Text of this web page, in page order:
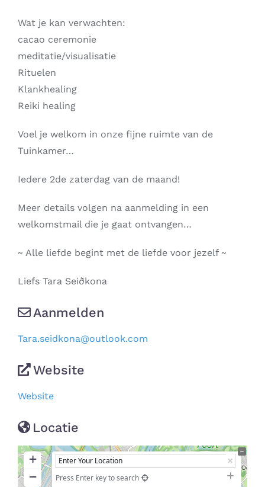
Wat je kan verwachten:
cacao ceremonie
meditatie/visualisatie
Rituelen
Klankhealing
Reiki healing
Voel je welkom in onze fijne ruimte van de
Tuinkamer…
Iedere 2de zaterdag van de maand!
Meer details volgen na aanmelding in een
welkomstmail die je gaat ontvangen…
~ Alle liefde begint met de liefde voor jezelf ~
Liefs Tara Seiðkona
Aanmelden
Tara.seidkona@outlook.com
Website
Website
Locatie
+
−
Press Enter key to search